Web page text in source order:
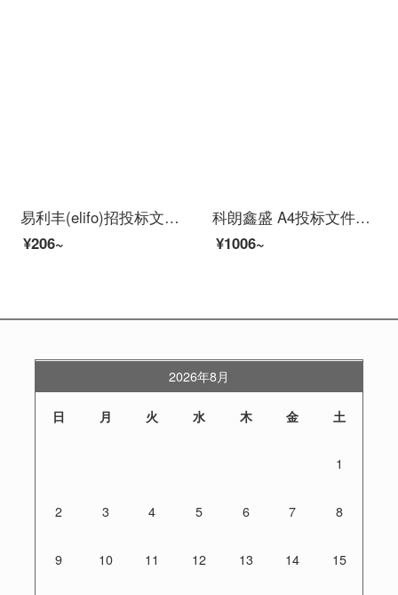
易利丰(elifo)招投标文件袋加宽招标 特大号厚く 投标档案袋クラフト紙 5cm进口纸175克 中厚20个装
¥206~
科朗鑫盛 A4投标文件档案袋クラフト紙 加宽 厚く文件资料袋 オフィス用品 20个 15cm 50个/包【配密封条】
¥1006~
2026年8月
日 月 火 水 木 金 土
1
2 3 4 5 6 7 8
9 10 11 12 13 14 15